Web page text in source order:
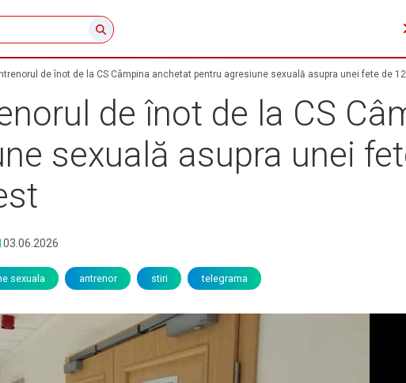
de înot de la CS Câmpina anchetat pentru agresiune sexuală asupra unei fete de
de înot de la CS
sexuală asupra unei
03.06.2026
sexuala antrenor stiri telegrama